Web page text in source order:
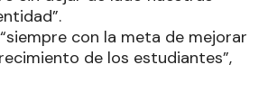
con la meta de mejorar
de los estudiantes”,